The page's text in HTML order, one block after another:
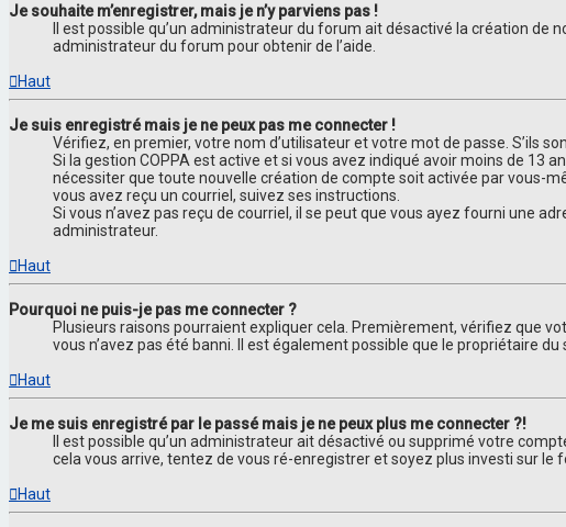
Je souhaite m’enregistrer, mais je n’y parviens pas !
Il est possible qu’un administrateur du forum ait désactivé la création
administrateur du forum pour obtenir de l’aide.
Haut
Je suis enregistré mais je ne peux pas me connecter !
Vérifiez, en premier, votre nom d’utilisateur et votre mot de passe. S’ils
Si la gestion COPPA est active et si vous avez indiqué avoir moins de 13
nécessiter que toute nouvelle création de compte soit activée par vous-
vous avez reçu un courriel, suivez ses instructions.
Si vous n’avez pas reçu de courriel, il se peut que vous ayez fourni une
administrateur.
Haut
Pourquoi ne puis-je pas me connecter ?
Plusieurs raisons pourraient expliquer cela. Premièrement, vérifiez que
vous n’avez pas été banni. Il est également possible que le propriétaire
Haut
Je me suis enregistré par le passé mais je ne peux plus me connecter ?!
Il est possible qu’un administrateur ait désactivé ou supprimé votre
cela vous arrive, tentez de vous ré-enregistrer et soyez plus investi sur le
Haut